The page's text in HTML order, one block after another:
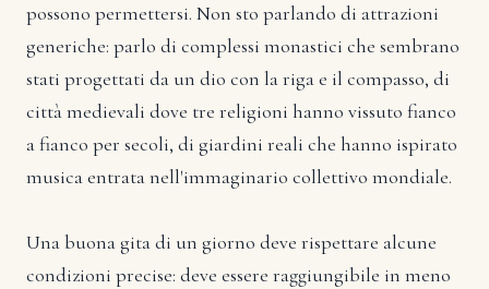
possono permettersi. Non sto parlando di attrazioni
generiche: parlo di complessi monastici che sembrano
stati progettati da un dio con la riga e il compasso, di
città medievali dove tre religioni hanno vissuto fianco
a fianco per secoli, di giardini reali che hanno ispirato
musica entrata nell'immaginario collettivo mondiale.
Una buona gita di un giorno deve rispettare alcune
condizioni precise: deve essere raggiungibile in meno